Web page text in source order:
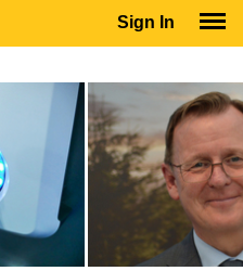
Sign In